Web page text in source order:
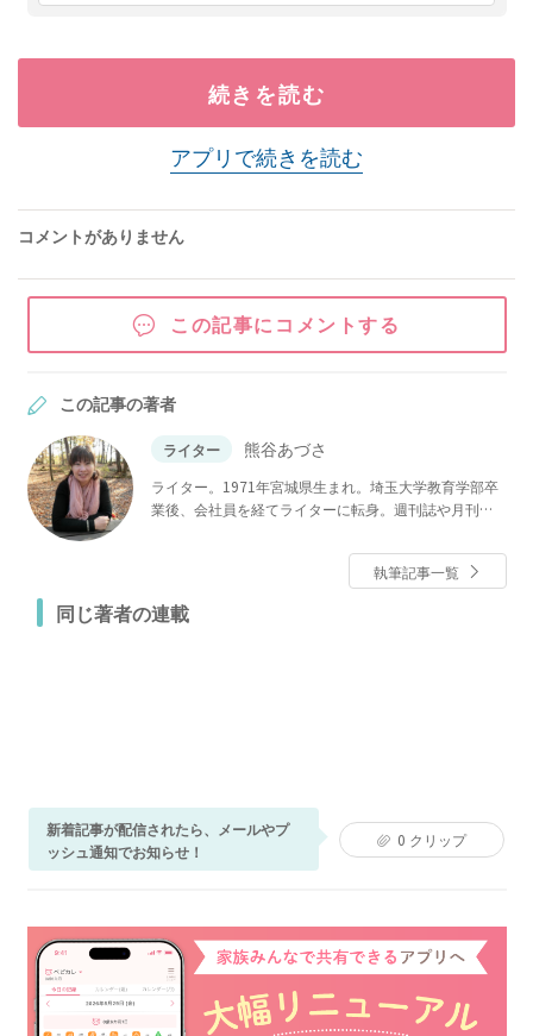
続きを読む
アプリで続きを読む
コメントがありません
この記事にコメントする
この記事の著者
ライター 熊谷あづさ
ライター。1971年宮城県生まれ。埼玉大学教育学部卒
業後、会社員を経てライターに転身。週刊誌や月刊
ビューなどの取材・執筆を手がける。著書に『ニャン
生訓』（集英社インターナショナル）。執筆記事一覧
同じ著者の連載
新着記事が配信されたら、メールやプ
ッシュ通知でお知らせ！
0 クリップ